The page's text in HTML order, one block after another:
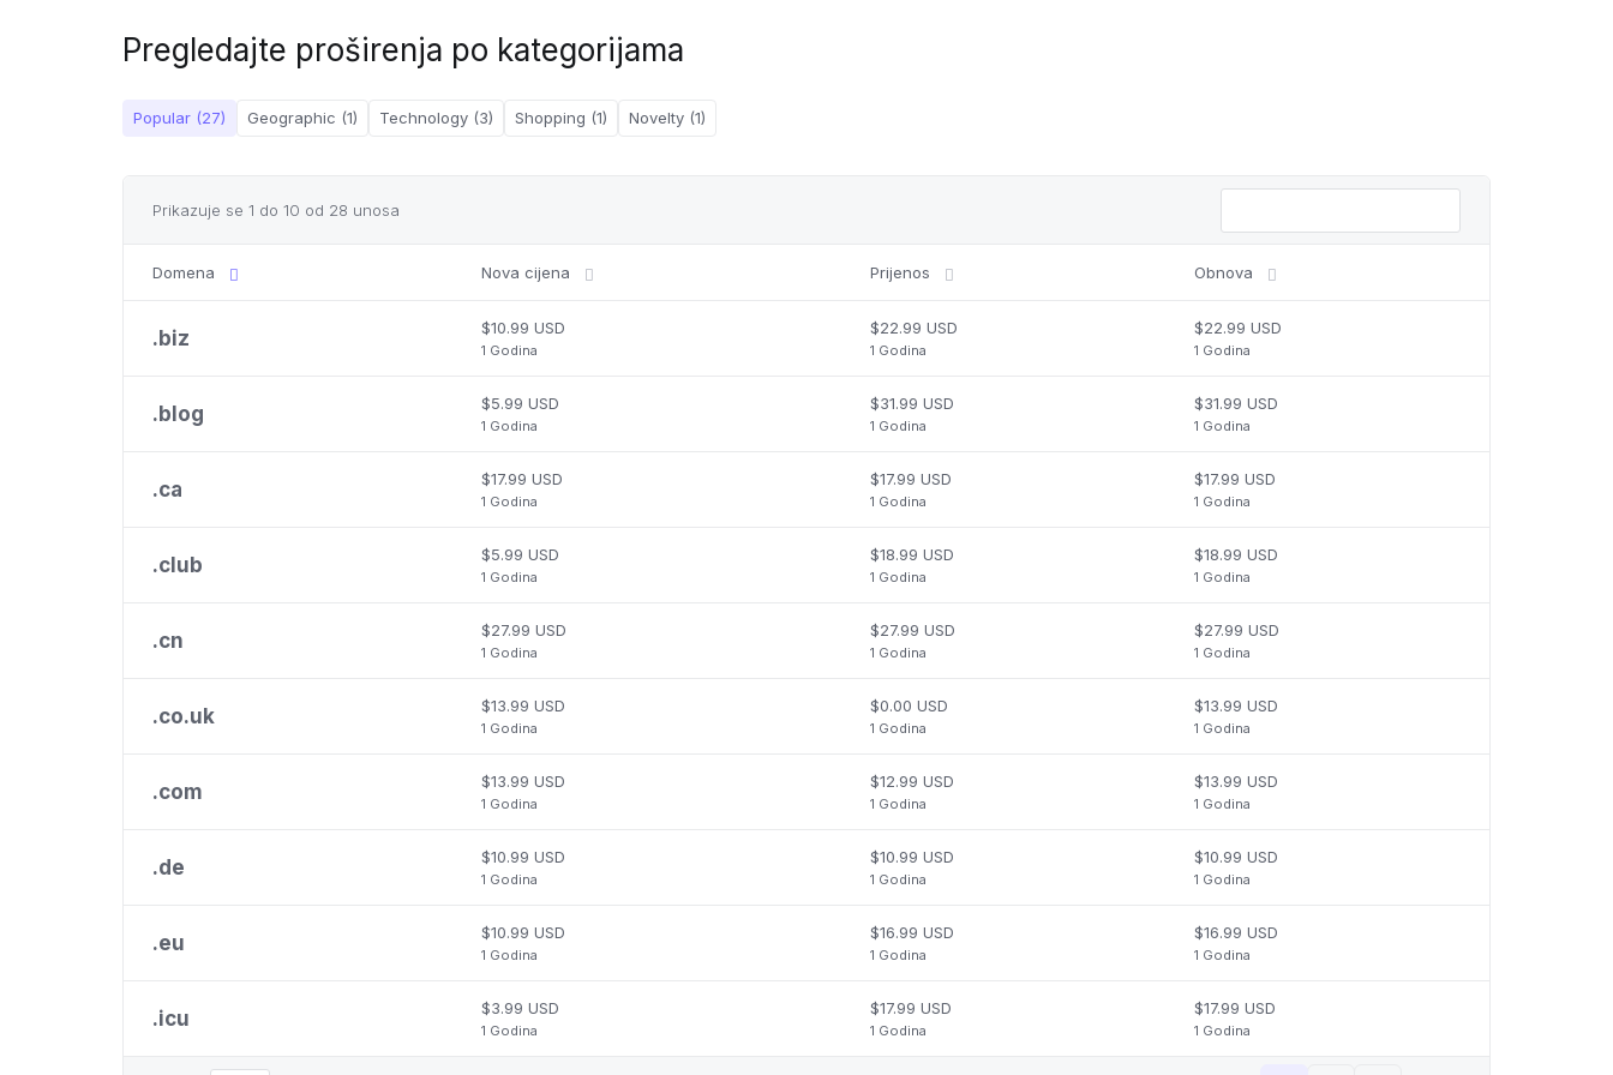
Pregledajte proširenja po kategorijama
Popular (27) Geographic (1) Technology (3) Shopping (1) Novelty (1)
Prikazuje se 1 do 10 od 28 unosa
Domena Nova cijena Prijenos Obnova
. biz $10.99 USD
1 Godina
$22.99 USD
1 Godina
$22.99 USD
1 Godina
. blog $5.99 USD
1 Godina
$31.99 USD
1 Godina
$31.99 USD
1 Godina
.ca $17.99 USD
1 Godina
$17.99 USD
1 Godina
$17.99 USD
1 Godina
.club $5.99 USD
1 Godina
$18.99 USD
1 Godina
$18.99 USD
1 Godina
.cn $27.99 USD
1 Godina
$27.99 USD
1 Godina
$27.99 USD
1 Godina
.co.uk $13.99 USD
1 Godina
$0.00 USD
1 Godina
$13.99 USD
1 Godina
.com $13.99 USD
1 Godina
$12.99 USD
1 Godina
$13.99 USD
1 Godina
.de $10.99 USD
1 Godina
$10.99 USD
1 Godina
$10.99 USD
1 Godina
.eu $10.99 USD
1 Godina
$16.99 USD
1 Godina
$16.99 USD
1 Godina
.icu $3.99 USD
1 Godina
$17.99 USD
1 Godina
$17.99 USD
1 Godina